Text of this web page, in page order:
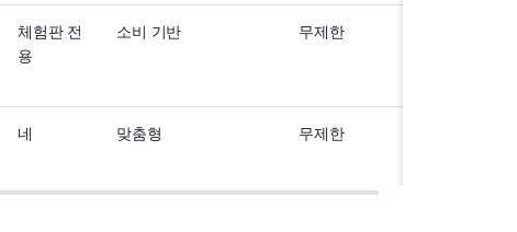
체험판 전
용
소비 기반 무제한
네 맞춤형 무제한